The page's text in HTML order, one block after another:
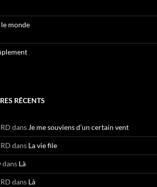
monde
RÉCENTS
dans Je me souviens d’un certain vent
dans La vie file
dans Là
dans Là